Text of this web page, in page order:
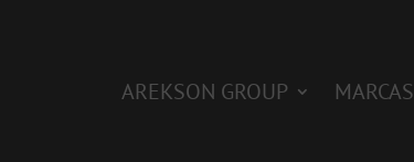
AREKSON GROUP MARCAS